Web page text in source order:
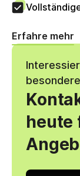
Erfahre mehr
heute